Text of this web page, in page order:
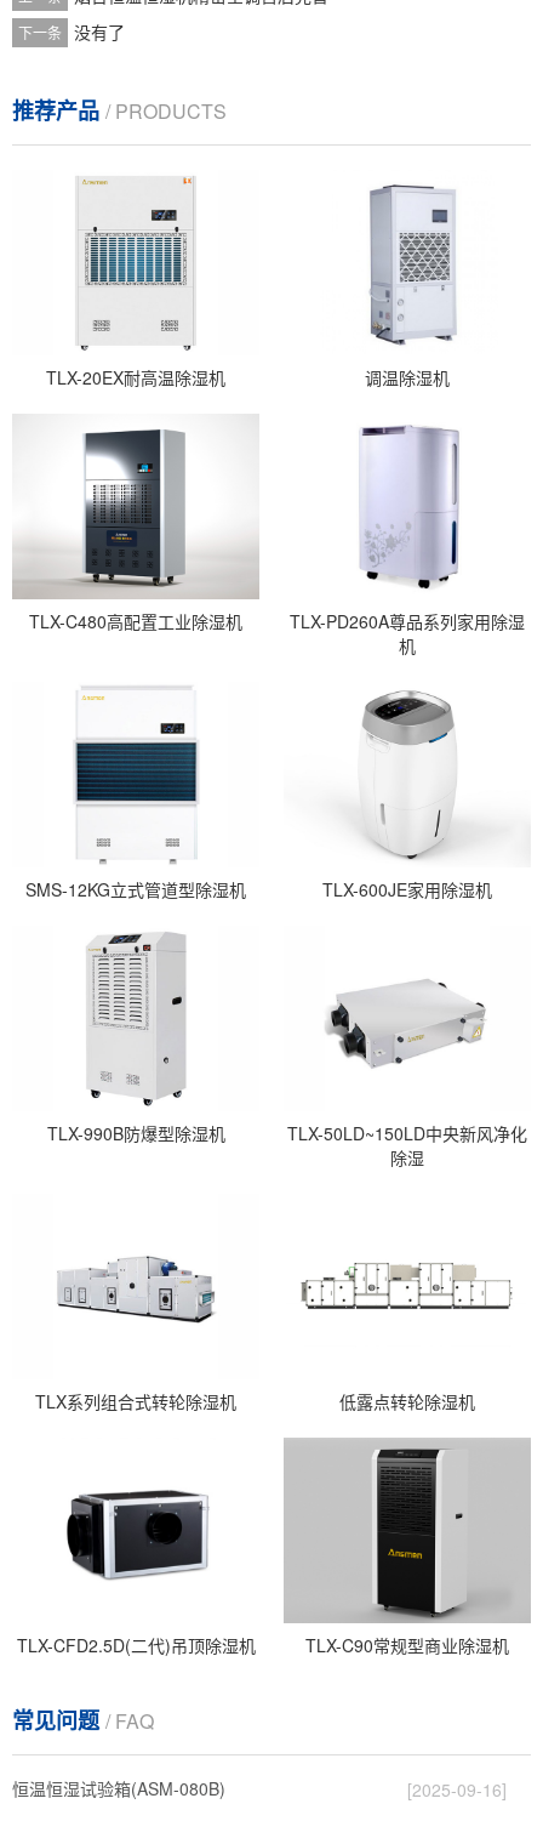
下一条 没有了
推荐产品 / PRODUCTS
TLX-20EX耐高温除湿机 调温除湿机
TLX-C480高配置工业除湿机
TLX-PD260A尊品系列家用除湿
机
SMS-12KG立式管道型除湿机 TLX-600JE家用除湿机
TLX-990B防爆型除湿机
TLX-50LD~150LD中央新风净化
除湿
TLX系列组合式转轮除湿机 低露点转轮除湿机
TLX-CFD2.5D(二代)吊顶除湿机 TLX-C90常规型商业除湿机
常见问题/ FAQ
恒温恒湿试验箱(ASM-080B)
[2025-09-16]